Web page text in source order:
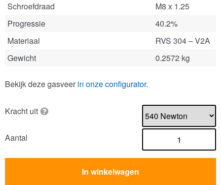
Schroefdraad
M8 x 1.25
Progressie
40.2%
Materiaal
RVS 304 – V2A
Gewicht
0.2572 kg
Bekijk deze gasveer in onze configurator.
Kracht uit
Aantal
In winkelwagen